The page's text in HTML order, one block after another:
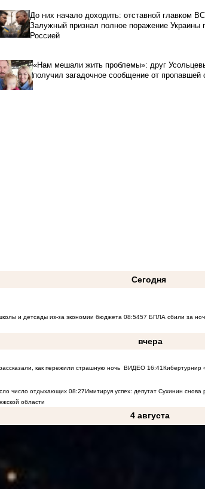
До них начало доходить: отставной главком
Залужный признал полное поражение Украины
Россией
«Нам мешали жить проблемы»: друг
получил загадочное сообщение от пропавшей
Сегодня
и детсады из-за экономии бюджета 08:5457 БПЛА сбили за
вчера
как пережили страшную ночь ВИДЕО 16:41Кибертурнир
число отдыхающих 08:27Имитируя успех: депутат Сухинин
области
4 августа